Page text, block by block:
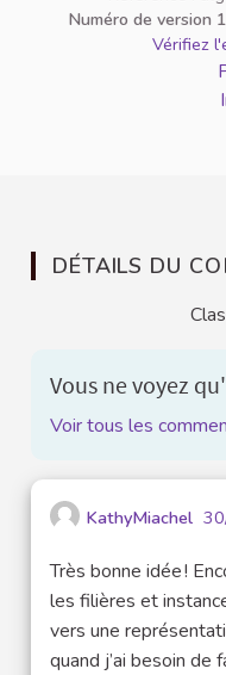
Numéro de version 1
Vérifiez
DÉTAILS DU
Vous ne voyez
Voir tous les
KathyMiachel
Très bonne idée !
les filières et
vers une
quand j’ai besoin de